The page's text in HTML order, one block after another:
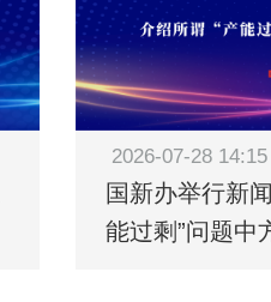
2026-07-28 14:15
国新办举行新
能过剩”问题中